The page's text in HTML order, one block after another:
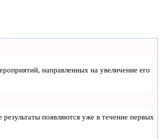
направленных на увеличение его
появляются уже в течение первых